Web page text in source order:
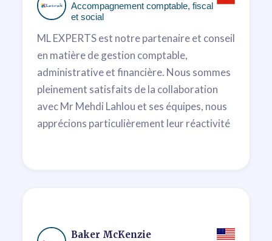
Soumia Benamour
Accompagnement comptable, fiscal
et social
ML EXPERTS est notre partenaire et conseil
en matière de gestion comptable,
administrative et financière. Nous sommes
pleinement satisfaits de la collaboration
avec Mr Mehdi Lahlou et ses équipes, nous
apprécions particulièrement leur réactivité
Baker McKenzie